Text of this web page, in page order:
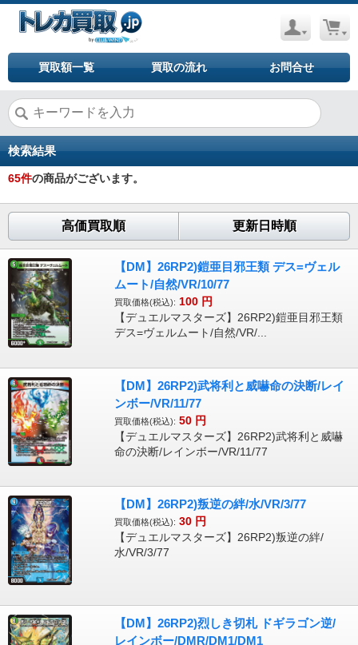
買取額一覧 買取の流れ お問合せ
検索結果
65件の商品がございます。
高価買取順 更新日時順
【DM】26RP2)鎧亜目邪王類 デス=ヴェル
ムート/自然/VR/10/77
買取価格(税込): 100 円
【デュエルマスターズ】26RP2)鎧亜目邪王類
デス=ヴェルムート/自然/VR/...
【DM】26RP2)武将利と威嚇命の決断/レイ
ンボー/VR/11/77
買取価格(税込): 50 円
【デュエルマスターズ】26RP2)武将利と威嚇
命の決断/レインボー/VR/11/77
【DM】26RP2)叛逆の絆/水/VR/3/77
買取価格(税込): 30 円
【デュエルマスターズ】26RP2)叛逆の絆/
水/VR/3/77
【DM】26RP2)烈しき切札 ドギラゴン逆/
レインボー/DMR/DM1/DM1